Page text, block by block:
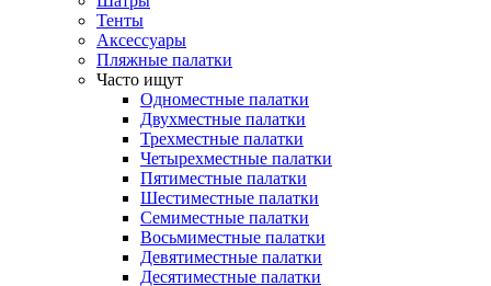
Тенты
Аксессуары
Пляжные палатки
Часто ищут
Одноместные палатки
Двухместные палатки
Трехместные палатки
Четырехместные палатки
Пятиместные палатки
Шестиместные палатки
Семиместные палатки
Восьмиместные палатки
Девятиместные палатки
Десятиместные палатки